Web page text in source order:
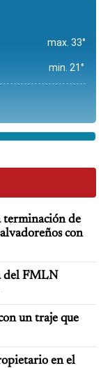
max. 33°
min. 21°
terminación de
con
del FMLN
un traje que
en el